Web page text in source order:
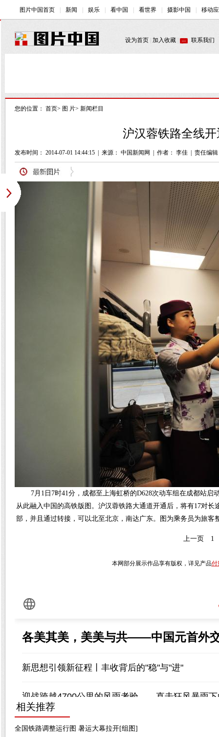
您的位置： 首页> 图 片> 新闻栏目
沪汉蓉铁路全线
发布时间： 2014-07-01 14:44:15 来源： 中国新闻网 作者： 李佳 责任编
7月1日7时41分，成都至上海虹桥的D628次动车组在成都站
从此融入中国的高铁版图。沪汉蓉铁路大通道开通后，将有17对
部，并且通过转接，可以北至北京，南达广东。图为乘务员为旅客
上一页 1
本网部分展示作品享有版权，详见产品付
相关推荐
全国铁路调整运行图 暑运大幕拉开[组图]